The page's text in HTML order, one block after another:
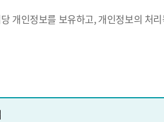
개인정보를 보유하고, 개인정보의 처